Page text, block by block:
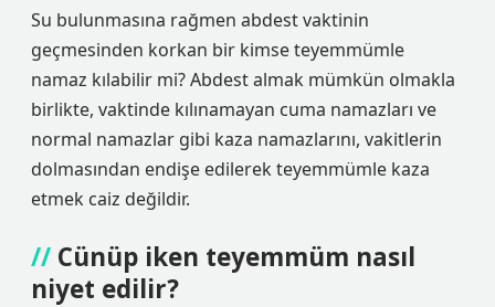
Su bulunmasına rağmen abdest vaktinin
geçmesinden korkan bir kimse teyemmümle
namaz kılabilir mi? Abdest almak mümkün olmakla
birlikte, vaktinde kılınamayan cuma namazları ve
normal namazlar gibi kaza namazlarını, vakitlerin
dolmasından endişe edilerek teyemmümle kaza
etmek caiz değildir.
Cünüp iken teyemmüm nasıl
niyet edilir?